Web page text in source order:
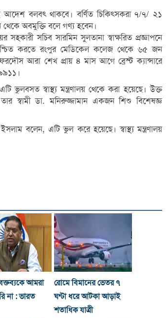
আদেশ বলবৎ থাকবে। বর্ণিত চিকিৎসকরা ৭/৭/ ২১
থেকে অবমুক্তি বলে গণ্য হবেন।
সহকারী সচিব সারমিন সুলতানা স্বাক্ষরিত প্রজ্ঞাপনে
করতে রংপুর মেডিকেল কলেজ থেকে ৬৫ জন
আরা শেখ প্রায় ৪ মাস আগে ব্রেস্ট ক্যান্সারে
স্বাস্থ্য মন্ত্রণালয় থেকে করা হয়েছে। উক্ত
স্বামী ডা. মনিরুজ্জামান একজন শিশু বিশেষজ্ঞ
বলেন, এটি ভুল করে হয়েছে। স্বাস্থ্য মন্ত্রণালয়
আমরা
না : ভারত
রোমে বিমানের ভেতর ৭
ঘণ্টা ধরে আটকা আড়াই
শতাধিক যাত্রী